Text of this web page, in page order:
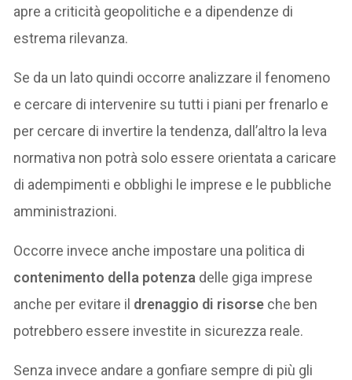
apre a criticità geopolitiche e a dipendenze di
estrema rilevanza.
Se da un lato quindi occorre analizzare il fenomeno
e cercare di intervenire su tutti i piani per frenarlo e
per cercare di invertire la tendenza, dall’altro la leva
normativa non potrà solo essere orientata a caricare
di adempimenti e obblighi le imprese e le pubbliche
amministrazioni.
Occorre invece anche impostare una politica di
contenimento della potenza delle giga imprese
anche per evitare il drenaggio di risorse che ben
potrebbero essere investite in sicurezza reale.
Senza invece andare a gonfiare sempre di più gli